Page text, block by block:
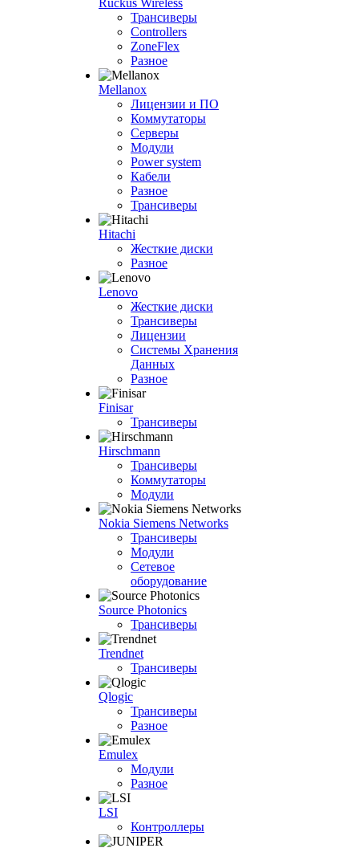
Ruckus Wireless
Трансиверы
Controllers
ZoneFlex
Разное
Mellanox
Лицензии и ПО
Коммутаторы
Серверы
Модули
Power system
Кабели
Разное
Трансиверы
Hitachi
Жесткие диски
Разное
Lenovo
Жесткие диски
Трансиверы
Лицензии
Системы Хранения
Данных
Разное
Finisar
Трансиверы
Hirschmann
Трансиверы
Коммутаторы
Модули
Nokia Siemens Networks
Трансиверы
Модули
Сетевое
оборудование
Source Photonics
Трансиверы
Trendnet
Трансиверы
Qlogic
Трансиверы
Разное
Emulex
Модули
Разное
LSI
Контроллеры